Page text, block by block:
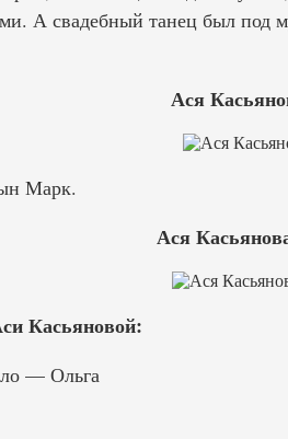
А свадебный танец был под
Ася
Марк.
Ася
Касьяновой:
— Ольга